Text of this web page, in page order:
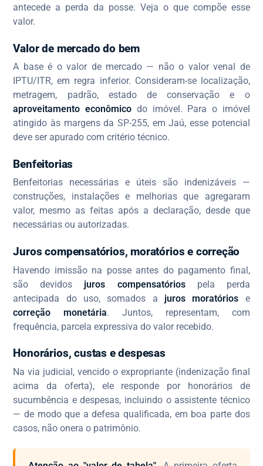
antecede a perda da posse. Veja o que compõe esse
valor.
Valor de mercado do bem
A base é o valor de mercado — não o valor venal de
IPTU/ITR, em regra inferior. Consideram-se localização,
metragem, padrão, estado de conservação e o
aproveitamento econômico do imóvel. Para o imóvel
atingido às margens da SP-255, em Jaú, esse potencial
deve ser apurado com critério técnico.
Benfeitorias
Benfeitorias necessárias e úteis são indenizáveis —
construções, instalações e melhorias que agregaram
valor, mesmo as feitas após a declaração, desde que
necessárias ou autorizadas.
Juros compensatórios, moratórios e correção
Havendo imissão na posse antes do pagamento final,
são devidos juros compensatóriospela perda
antecipada do uso, somados a juros moratórios e
correção monetária. Juntos, representam, com
frequência, parcela expressiva do valor recebido.
Honorários, custas e despesas
Na via judicial, vencido o expropriante (indenização final
acima da oferta), ele responde por honorários de
sucumbência e despesas, incluindo o assistente técnico
— de modo que a defesa qualificada, em boa parte dos
casos, não onera o patrimônio.